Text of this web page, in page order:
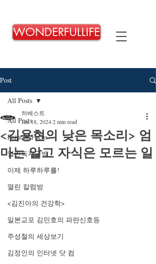
WONDERFULLIFE
Post
All Posts
Point & Focus
열린독자글방
이제 하루하루를!
열린 칼럼방
<김진아의 건강학>
일본교포 김민호의 파란신호등
주성철의 세상보기
김정인의 인터넷 닷 컴
All Posts
<김용현의 낮은 목소리> 엄
마는 알고 자식은 모르는 일
하베스트
Jan 18, 20242 min read